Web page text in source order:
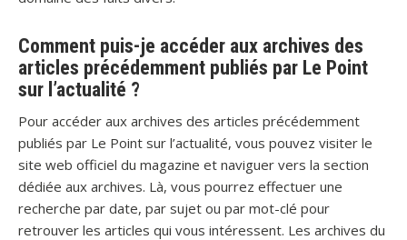
Comment puis-je accéder aux archives des
articles précédemment publiés par Le Point
sur l’actualité ?
Pour accéder aux archives des articles précédemment
publiés par Le Point sur l’actualité, vous pouvez visiter le
site web officiel du magazine et naviguer vers la section
dédiée aux archives. Là, vous pourrez effectuer une
recherche par date, par sujet ou par mot-clé pour
retrouver les articles qui vous intéressent. Les archives du